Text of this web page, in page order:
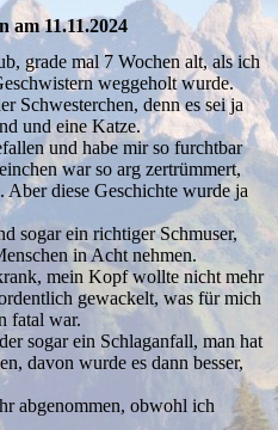
11.11.2024
grade mal 7 Wochen alt, als ich
weggeholt wurde.
Schwesterchen, denn es sei ja
und eine Katze.
und habe mir so furchtbar
war so arg zertrümmert,
Aber diese Geschichte wurde ja
sogar ein richtiger Schmuser,
in Acht nehmen.
mein Kopf wollte nicht mehr
gewackelt, was für mich
fatal war.
sogar ein Schlaganfall, man hat
davon wurde es dann besser,
abgenommen, obwohl ich